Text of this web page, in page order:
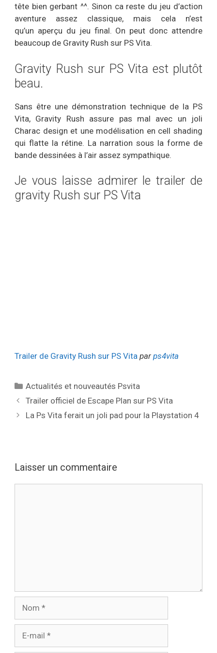
tête bien gerbant ^^. Sinon ca reste du jeu d’action
aventure assez classique, mais cela n’est
qu’un aperçu du jeu final. On peut donc attendre
beaucoup de Gravity Rush sur PS Vita.
Gravity Rush sur PS Vita est plutôt
beau.
Sans être une démonstration technique de la PS
Vita, Gravity Rush assure pas mal avec un joli
Charac design et une modélisation en cell shading
qui flatte la rétine. La narration sous la forme de
bande dessinées à l’air assez sympathique.
Je vous laisse admirer le trailer de
gravity Rush sur PS Vita
Trailer de Gravity Rush sur PS Vita par ps4vita
Catégories
Actualités et nouveautés Psvita
Trailer officiel de Escape Plan sur PS Vita
La Ps Vita ferait un joli pad pour la Playstation 4
Laisser un commentaire
mail